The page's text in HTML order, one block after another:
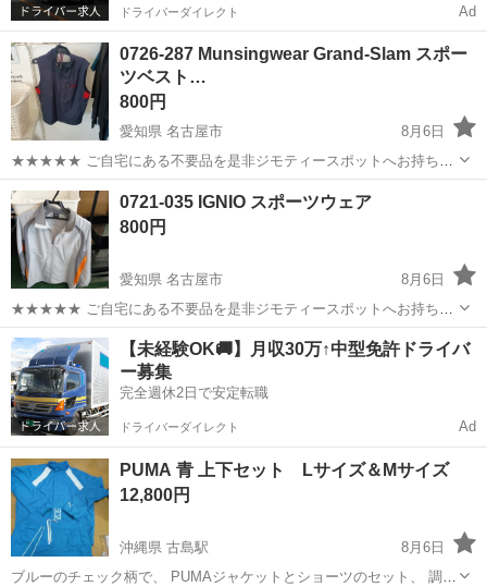
ドライバーダイレクト Ad
0726-287 Munsingwear Grand-Slam スポー
ツベスト…
800円
愛知県 名古屋市
8月6日
★★★★★ ご自宅にある不要品を是非ジモティースポットへお持ち込
みしませんか？ 家電、趣味・スポーツ・レジャー用品、こども用品、
衣料服飾品、生活雑貨、家具、本、CD・DVDなどが無料でまとめて持
ち込めます！ ※詳細はこ...
愛知 名古屋市 ベスト
0721-035 IGNIO スポーツウェア
800円
愛知県 名古屋市
8月6日
★★★★★ ご自宅にある不要品を是非ジモティースポットへお持ち込
みしませんか？ 家電、趣味・スポーツ・レジャー用品、こども用品、
衣料服飾品、生活雑貨、家具、本、CD・DVDなどが無料でまとめて持
ち込めます！ ※詳細はこ...
愛知 名古屋市 スポーツウェア IGNIO
【未経験OK🚚】月収30万↑中型免許ドライバ
ー募集
完全週休2日で安定転職
ドライバーダイレクト Ad
PUMA 青 上下セット Lサイズ＆Мサイズ
12,800円
沖縄県 古島駅
8月6日
ブルーのチェック柄で、 PUMAジャケットとショーツのセット、 調整